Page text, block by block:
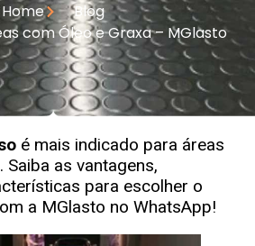
Home
Blog
com Óleo e Graxa – MGlasto
é mais indicado para áreas
as vantagens,
para escolher o
a MGlasto no WhatsApp!